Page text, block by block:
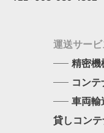
運送サービ
精密機
コン
車両輸
貸しコン